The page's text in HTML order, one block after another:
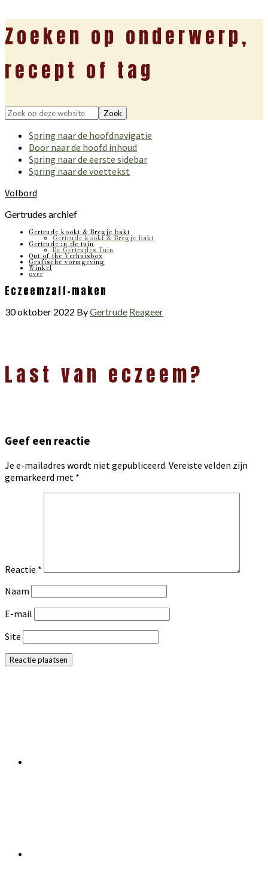
Zoeken op onderwerp,
recept of tag
Zoek
deze
website
Spring naar de hoofdnavigatie
Door naar de hoofd inhoud
Spring naar de eerste sidebar
Spring naar de voettekst
Volbord
Gertrudes archief
Gertrude kookt & Bregje bakt
Gertrude kookt & Bregje bakt
Gertrude in de tuin
De Gertrudes Tuin
Out of the Verhuisbox
Grafische vormgeving
Winkel
over
Eczeemzalf-maken
30 oktober 2022 ByGertrude Reageer
Interacties
Last van eczeem?
Geef een reactie
Je e-mailadres wordt niet gepubliceerd. Vereiste velden zijn
gemarkeerd met *
Reactie *
Naam
E-mail
Site